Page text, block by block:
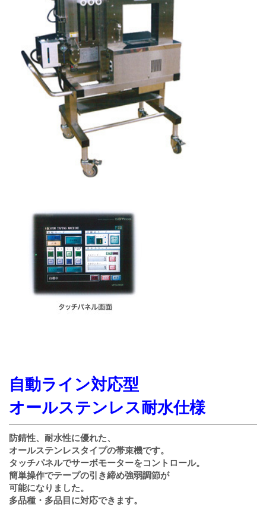
自動ライン対応型
オールステンレス耐水仕様
防錆性、耐水性に優れた、
オールステンレスタイプの帯束機です。
タッチパネルでサーボモーターをコントロール。
簡単操作でテープの引き締め強弱調節が
可能になりました。
多品種・多品目に対応できます。